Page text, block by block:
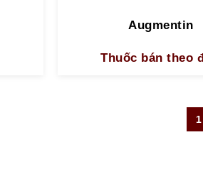
Augmentin
Thuốc bán theo
1